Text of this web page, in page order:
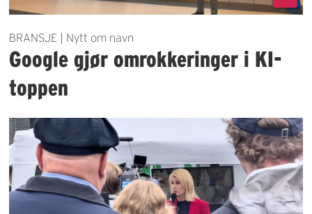
BRANSJE | Nytt om navn
Google gjør omrokkeringer i KI-
toppen